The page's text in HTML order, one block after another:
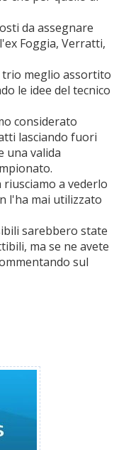
da assegnare
Foggia, Verratti,
trio meglio assortito
le idee del tecnico
considerato
lasciando fuori
una valida
a vederlo
l'ha mai utilizzato
sarebbero state
ma se ne avete
sul